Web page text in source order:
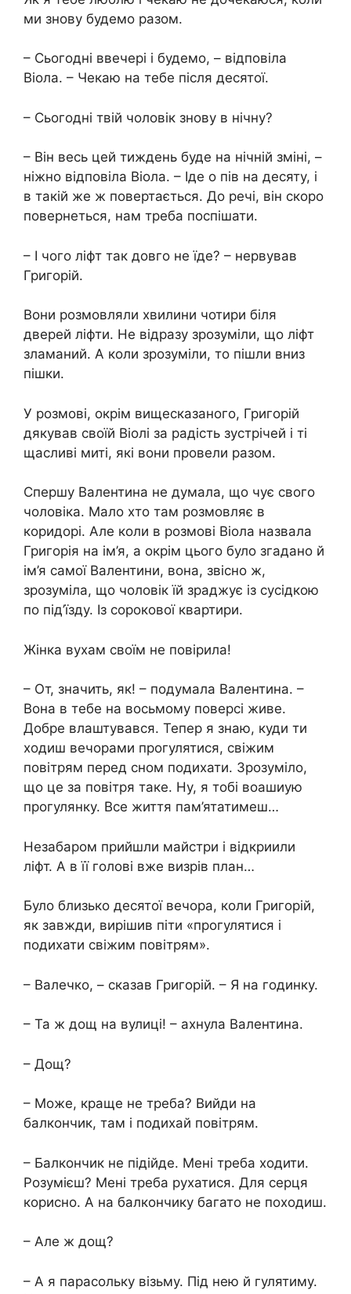
ми знову будемо разом.
– Сьогодні ввечері і будемо, – відповіла
Віола. – Чекаю на тебе після десятої.
– Сьогодні твій чоловік знову в нічну?
– Він весь цей тиждень буде на нічній зміні, –
ніжно відповіла Віола. – Іде о пів на десяту, і
в такій же ж повертається. До речі, він скоро
повернеться, нам треба поспішати.
– І чого ліфт так довго не їде? – нервував
Григорій.
Вони розмовляли хвилини чотири біля
дверей ліфти. Не відразу зрозуміли, що ліфт
зламаний. А коли зрозуміли, то пішли вниз
пішки.
У розмові, окрім вищесказаного, Григорій
дякував своїй Віолі за радість зустрічей і ті
щасливі миті, які вони провели разом.
Спершу Валентина не думала, що чує свого
чоловіка. Мало хто там розмовляє в
коридорі. Але коли в розмові Віола назвала
Григорія на ім’я, а окрім цього було згадано й
ім’я самої Валентини, вона, звісно ж,
зрозуміла, що чоловік їй зраджує із сусідкою
по під’їзду. Із сорокової квартири.
Жінка вухам своїм не повірила!
– От, значить, як! – подумала Валентина. –
Вона в тебе на восьмому поверсі живе.
Добре влаштувався. Тепер я знаю, куди ти
ходиш вечорами прогулятися, свіжим
повітрям перед сном подихати. Зрозуміло,
що це за повітря таке. Ну, я тобі воашиую
прогулянку. Все життя пам’ятатимеш…
Незабаром прийшли майстри і відкриили
ліфт. А в її голові вже визрів план…
Було близько десятої вечора, коли Григорій,
як завжди, вирішив піти «прогулятися і
подихати свіжим повітрям».
– Валечко, – сказав Григорій. – Я на годинку.
– Та ж дощ на вулиці! – ахнула Валентина.
– Дощ?
– Може, краще не треба? Вийди на
балкончик, там і подихай повітрям.
– Балкончик не підійде. Мені треба ходити.
Розумієш? Мені треба рухатися. Для серця
корисно. А на балкончику багато не походиш.
– Але ж дощ?
– А я парасольку візьму. Під нею й гулятиму.